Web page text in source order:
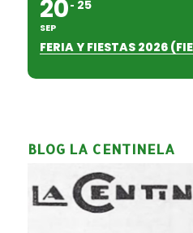
20
SEP
25
FERIA Y FIESTAS 2026
BLOG LA CENTINELA